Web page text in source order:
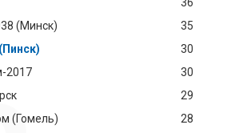
(Минск)
35
30
2017
30
29
(Гомель)
28